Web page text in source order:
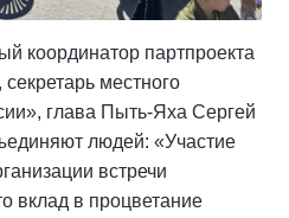
координатор партпроекта
местного
глава Пыть-Яха Сергей
людей: «Участие
встречи
вклад в процветание